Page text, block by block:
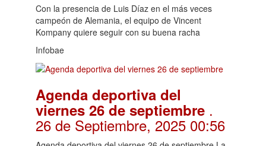
Con la presencia de Luis Díaz en el más veces
campeón de Alemania, el equipo de Vincent
Kompany quiere seguir con su buena racha
Infobae
Agenda deportiva del
viernes 26 de septiembre .
26 de Septiembre, 2025 00:56